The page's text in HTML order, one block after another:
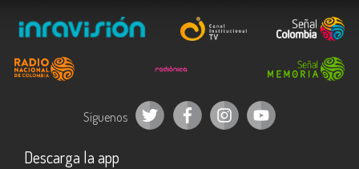
Síguenos
Descarga la app